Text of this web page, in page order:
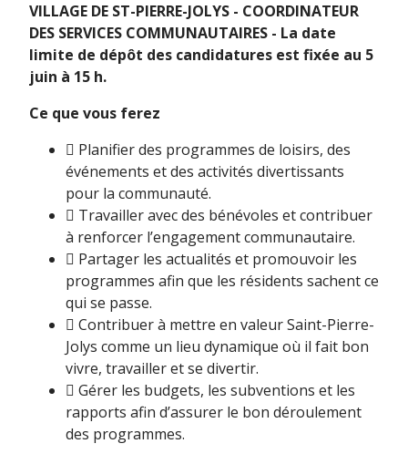
VILLAGE DE ST-PIERRE-JOLYS - COORDINATEUR
DES SERVICES COMMUNAUTAIRES - La date
limite de dépôt des candidatures est fixée au 5
juin à 15 h.
Ce que vous ferez
 Planifier des programmes de loisirs, des
événements et des activités divertissants
pour la communauté.
 Travailler avec des bénévoles et contribuer
à renforcer l’engagement communautaire.
 Partager les actualités et promouvoir les
programmes afin que les résidents sachent ce
qui se passe.
 Contribuer à mettre en valeur Saint-Pierre-
Jolys comme un lieu dynamique où il fait bon
vivre, travailler et se divertir.
 Gérer les budgets, les subventions et les
rapports afin d’assurer le bon déroulement
des programmes.